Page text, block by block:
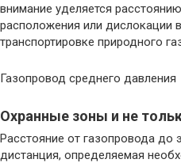
внимание уделяется
расположения или дислокации
транспортировке природного
Газопровод среднего давления
Охранные зоны и не
Расстояние от газопровода до
дистанция, определяемая